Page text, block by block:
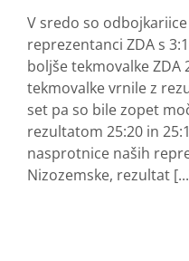
V sredo so
reprezentanci ZDA s
boljše tekmovalke ZDA
tekmovalke vrnile z
set pa so bile zopet
rezultatom 25:20 in
nasprotnice naših
Nizozemske, rezultat